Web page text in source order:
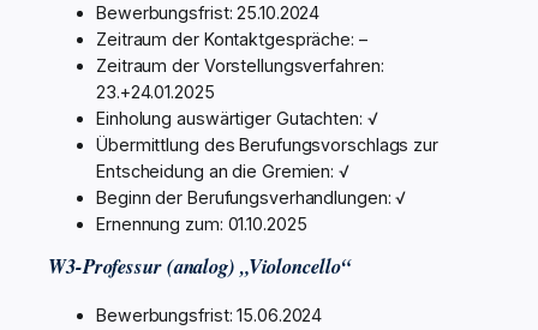
Bewerbungsfrist: 25.10.2024
Zeitraum der Kontaktgespräche: –
Zeitraum der Vorstellungsverfahren:
23.+24.01.2025
Einholung auswärtiger Gutachten: √
Übermittlung des Berufungsvorschlags zur
Entscheidung an die Gremien: √
Beginn der Berufungsverhandlungen: √
Ernennung zum: 01.10.2025
W3-Professur (analog) „Violoncello“
Bewerbungsfrist: 15.06.2024